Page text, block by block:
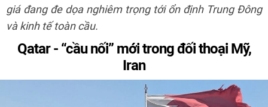
giá đang đe dọa nghiêm trọng tới ổn định Trung Đông
và kinh tế toàn cầu.
Qatar - “cầu nối” mới trong đối thoại Mỹ,
Iran